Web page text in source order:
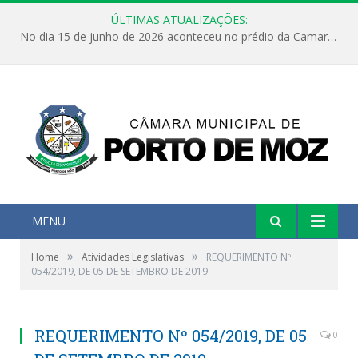
ÚLTIMAS ATUALIZAÇÕES:
No dia 15 de junho de 2026 aconteceu no prédio da Camara Municipal de Porto de Moz /Pará a Sessão Ordinária
MENU
Home » Atividades Legislativas »
REQUERIMENTO Nº
054/2019, DE 05 DE SETEMBRO DE 2019
REQUERIMENTO Nº 054/2019, DE 05
0